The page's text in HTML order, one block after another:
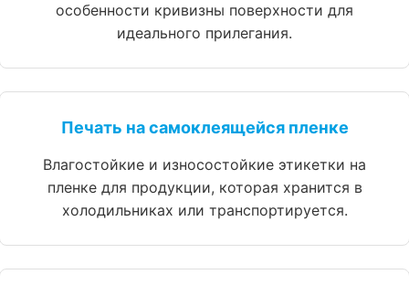
особенности кривизны поверхности для
идеального прилегания.
Печать на самоклеящейся пленке
Влагостойкие и износостойкие этикетки на
пленке для продукции, которая хранится в
холодильниках или транспортируется.